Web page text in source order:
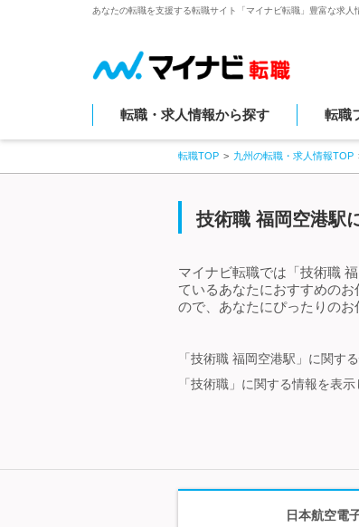
あなたの転職を支援する転職サイト「マイナビ転職」豊富な求
転職・求人情報から探す 転職
転職TOP 九州の転職・求人情報TOP
技術職 福岡空港駅
マイナビ転職では「技術職
ているあなたにおすすめの
ので、あなたにぴったりの
「技術職 福岡空港駅」に関す
「技術職」に関する情報を表示
日本航空電